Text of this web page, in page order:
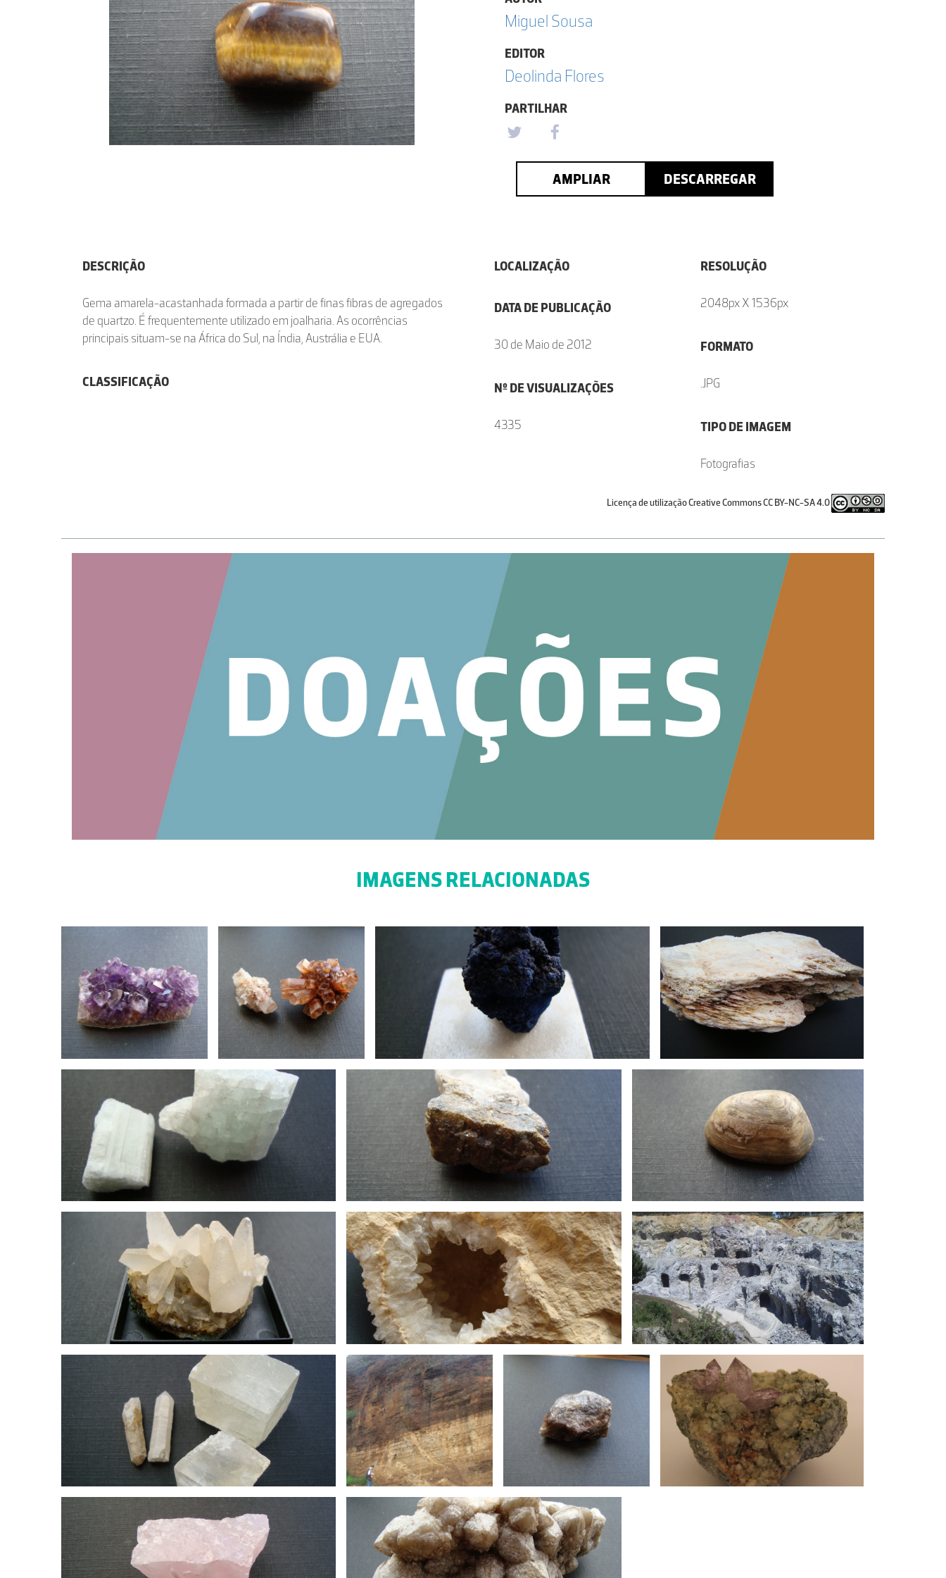
Miguel Sousa
EDITOR
Deolinda Flores
PARTILHAR
AMPLIAR DESCARREGAR
DESCRIÇÃO
Gema amarela-acastanhada formada a partir de finas fibras de agregados
de quartzo. É frequentemente utilizado em joalharia. As ocorrências
principais situam-se na África do Sul, na Índia, Austrália e EUA.
CLASSIFICAÇÃO
LOCALIZAÇÃO
DATA DE PUBLICAÇÃO
30 de Maio de 2012
Nº DE VISUALIZAÇÕES
4335
RESOLUÇÃO
2048px X 1536px
FORMATO
.JPG
TIPO DE IMAGEM
Fotografias
Licença de utilização Creative Commons CC BY-NC-SA 4.0
IMAGENS RELACIONADAS